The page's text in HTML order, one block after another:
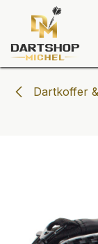
Zum Inhalt springen
Dartkoffer